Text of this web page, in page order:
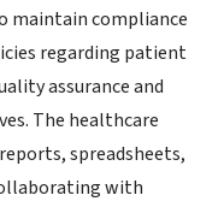
maintain compliance
regarding patient
assurance and
The healthcare
spreadsheets,
with